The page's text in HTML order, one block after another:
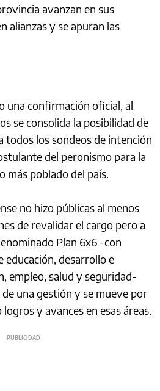
avanzan en sus
alianzas y se apuran las
una confirmación oficial, al
se consolida la posibilidad de
todos los sondeos de intención
del peronismo para la
más poblado del país.
no hizo públicas al menos
de revalidar el cargo pero a
Plan 6x6 -con
desarrollo e
empleo, salud y seguridad-
una gestión y se mueve por
y avances en esas áreas.